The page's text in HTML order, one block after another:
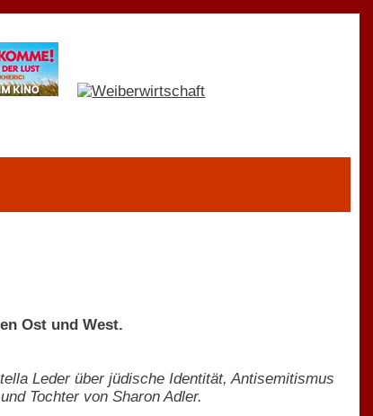
Ost und West.
Leder über jüdische Identität, Antisemitismus
Tochter von Sharon Adler.